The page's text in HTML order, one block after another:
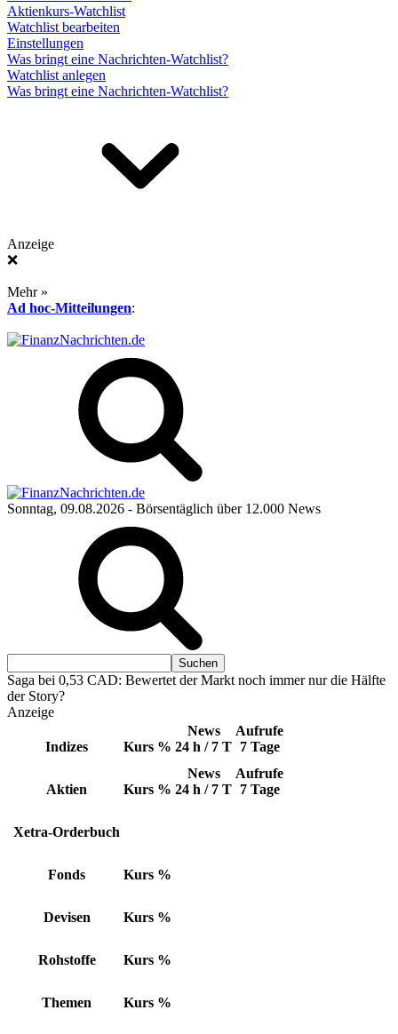
Aktienkurs-Watchlist
Watchlist bearbeiten
Einstellungen
Was bringt eine Nachrichten-Watchlist?
Watchlist anlegen
Was bringt eine Nachrichten-Watchlist?
Anzeige
❌
Mehr »
Ad hoc-Mitteilungen:
Sonntag, 09.08.2026 - Börsentäglich über 12.000 News
Saga bei 0,53 CAD: Bewertet der Markt noch immer nur die Hälfte
der Story?
Anzeige
Indizes Kurs %
News
24 h / 7 T
Aufrufe
7 Tage
Aktien Kurs %
News
24 h / 7 T
Aufrufe
7 Tage
Xetra-Orderbuch
Fonds Kurs %
Devisen Kurs %
Rohstoffe Kurs %
Themen Kurs %